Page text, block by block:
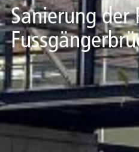
Sanierung der